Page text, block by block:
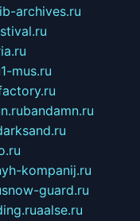
archives.ru
1-mus.ru
bandamn.ru
kompanij.ru
snow-guard.ru
aalse.ru